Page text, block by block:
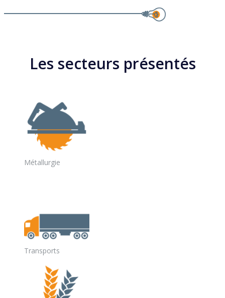
Les secteurs présentés
Métallurgie
Transports